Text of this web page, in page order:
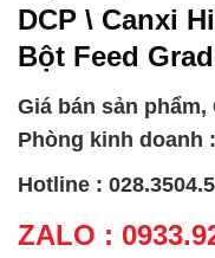
DCP \ Canxi
Bột Feed
Giá bán sản
Phòng kinh doanh :
Hotline :
ZALO :